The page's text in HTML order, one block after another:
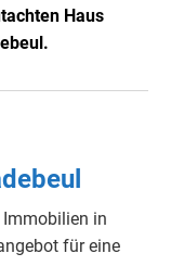
Haus
.
Immobilien in
für eine